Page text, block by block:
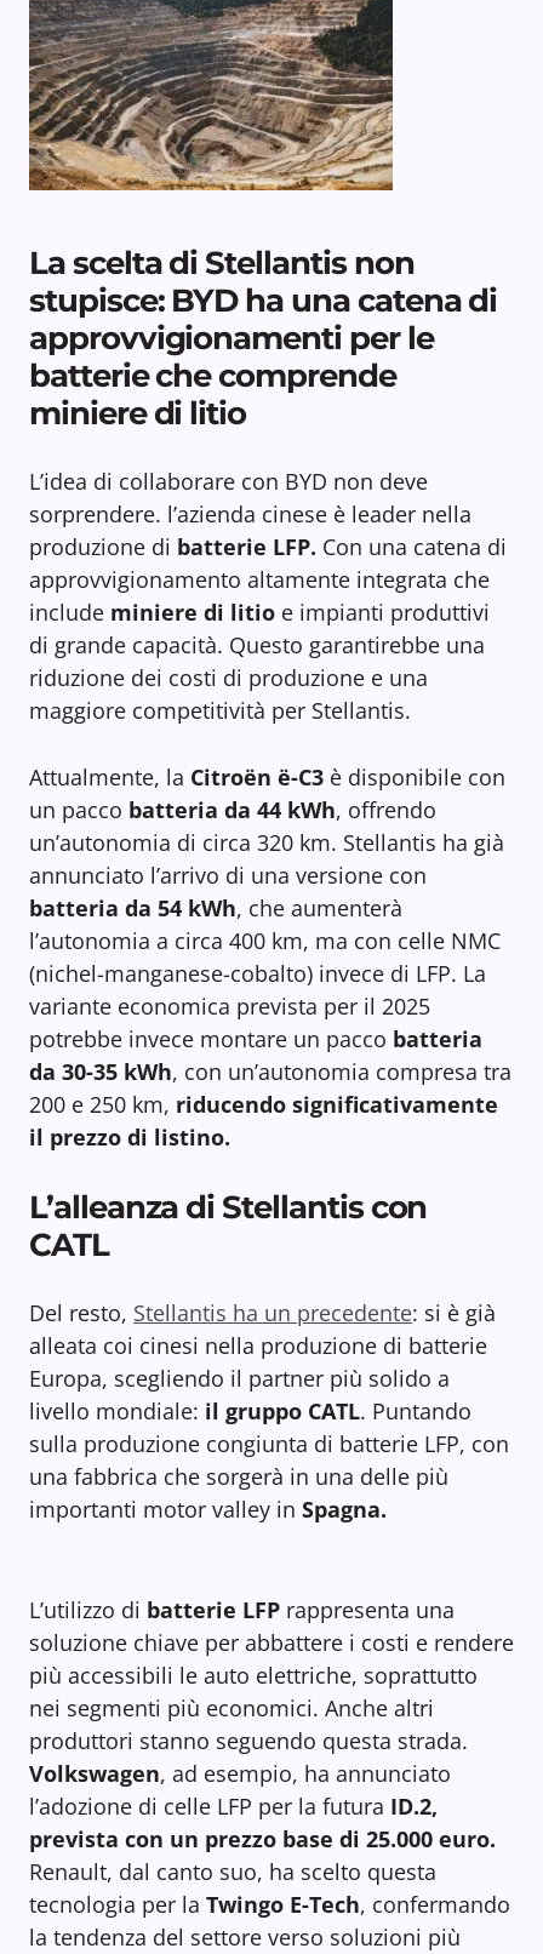
La scelta di Stellantis non
stupisce: BYD ha una catena di
approvvigionamenti per le
batterie che comprende
miniere di litio
L’idea di collaborare con BYD non deve
sorprendere. l’azienda cinese è leader nella
produzione di batterie LFP. Con una catena di
approvvigionamento altamente integrata che
include miniere di litio e impianti produttivi
di grande capacità. Questo garantirebbe una
riduzione dei costi di produzione e una
maggiore competitività per Stellantis.
Attualmente, la Citroën ë-C3 è disponibile con
un pacco batteria da 44 kWh, offrendo
un’autonomia di circa 320 km. Stellantis ha già
annunciato l’arrivo di una versione con
batteria da 54 kWh, che aumenterà
l’autonomia a circa 400 km, ma con celle NMC
(nichel-manganese-cobalto) invece di LFP. La
variante economica prevista per il 2025
potrebbe invece montare un pacco batteria
da 30-35 kWh, con un’autonomia compresa tra
200 e 250 km, riducendo significativamente
il prezzo di listino.
L’alleanza di Stellantis con
CATL
Del resto, Stellantis ha un precedente: si è già
alleata coi cinesi nella produzione di batterie
Europa, scegliendo il partner più solido a
livello mondiale: il gruppo CATL. Puntando
sulla produzione congiunta di batterie LFP, con
una fabbrica che sorgerà in una delle più
importanti motor valley in Spagna.
L’utilizzo di batterie LFP rappresenta una
soluzione chiave per abbattere i costi e rendere
più accessibili le auto elettriche, soprattutto
nei segmenti più economici. Anche altri
produttori stanno seguendo questa strada.
Volkswagen, ad esempio, ha annunciato
l’adozione di celle LFP per la futura ID.2,
prevista con un prezzo base di 25.000 euro.
Renault, dal canto suo, ha scelto questa
tecnologia per la Twingo E-Tech, confermando
la tendenza del settore verso soluzioni più